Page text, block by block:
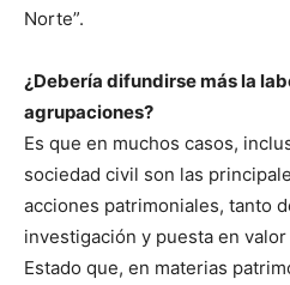
Norte”.
¿Debería difundirse más la
agrupaciones?
Es que en muchos casos,
sociedad civil son las
acciones patrimoniales, tanto
investigación y puesta en
Estado que, en materias